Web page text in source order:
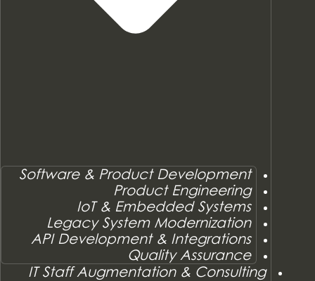
Software & Product Development
Product Engineering
IoT & Embedded Systems
Legacy System Modernization
API Development & Integrations
Quality Assurance
IT Staff Augmentation & Consulting